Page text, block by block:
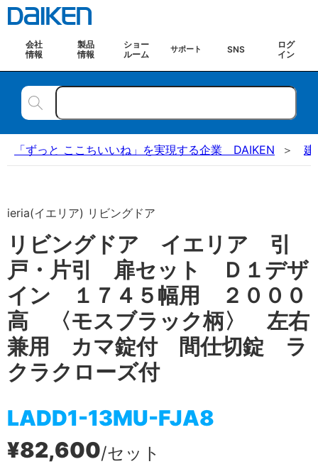
会社
情報
製品
情報
ショー
ルーム
サポート SNS
ログ
イン
「ずっと ここちいいね」を実現する企業 DAIKEN 建
ieria(イエリア) リビングドア
リビングドア イエリア 引
戸・片引 扉セット Ｄ１デザ
イン １７４５幅用 ２０００
高 〈モスブラック柄〉 左右
兼用 カマ錠付 間仕切錠 ラ
クラクローズ付
LADD1-13MU-FJA8
¥82,600/セット